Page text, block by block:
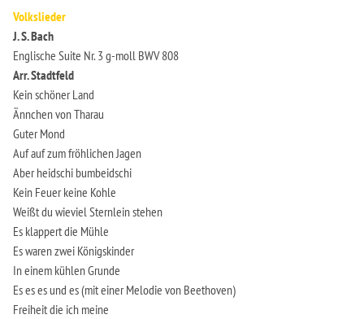
Volkslieder
J. S. Bach
Englische Suite Nr. 3 g-moll BWV 808
Arr. Stadtfeld
Kein schöner Land
Ännchen von Tharau
Guter Mond
Auf auf zum fröhlichen Jagen
Aber heidschi bumbeidschi
Kein Feuer keine Kohle
Weißt du wieviel Sternlein stehen
Es klappert die Mühle
Es waren zwei Königskinder
In einem kühlen Grunde
Es es es und es (mit einer Melodie von Beethoven)
Freiheit die ich meine